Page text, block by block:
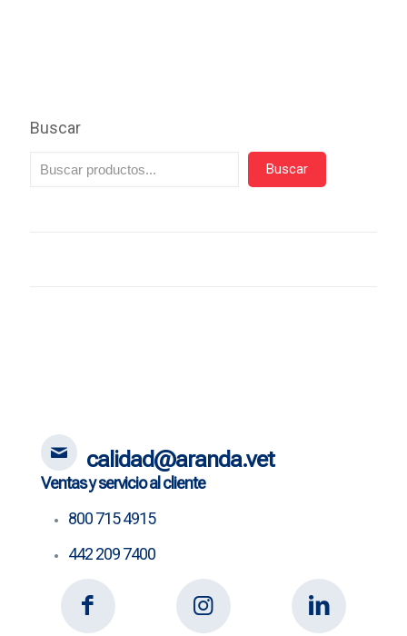
Buscar
Buscar
calidad@aranda.vet
Ventas y servicio al cliente
800 715 4915
442 209 7400